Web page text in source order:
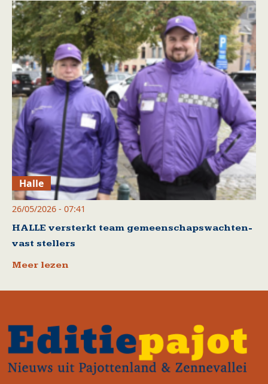
Halle
26/05/2026 - 07:41
HALLE versterkt team gemeenschapswachten-
vast stellers
Meer lezen